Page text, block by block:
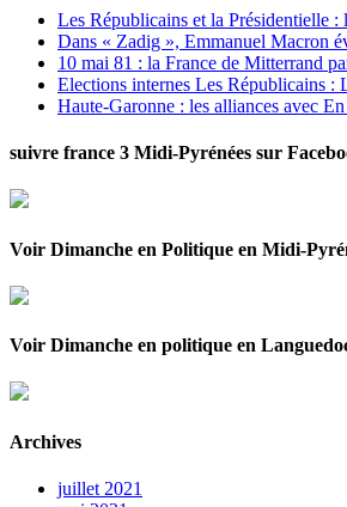
Les Républicains et la Présidentielle
Dans « Zadig », Emmanuel Macron
10 mai 81 : la France de Mitterrand
Elections internes Les Républicains :
Haute-Garonne : les alliances avec
suivre france 3 Midi-Pyrénées sur
Voir Dimanche en Politique en Midi-
Voir Dimanche en politique en
Archives
juillet 2021